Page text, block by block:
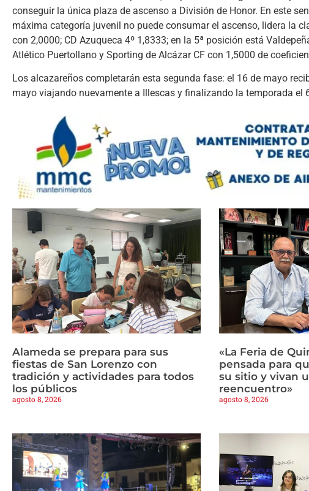
conseguir la única plaza de ascenso a División de Honor. En este
máxima categoría juvenil no puede consumar el ascenso, lidera la
con 2,0000; CD Azuqueca 4º 1,8333; en la 5ª posición está
Atlético Puertollano y Sporting de Alcázar CF con 1,5000 de
Los alcazareños completarán esta segunda fase: el 16 de mayo
mayo viajando nuevamente a Illescas y finalizando la temporada el
Alameda se prepara para sus
fiestas de San Lorenzo con
tradición y actividades para todos
los públicos
agosto 8, 2026
«La Feria de
pensada para
su sitio y vivan
reencuentro»
agosto 8, 2026